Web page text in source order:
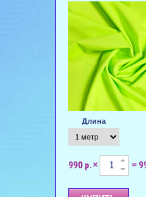
Длина
990 р.× =